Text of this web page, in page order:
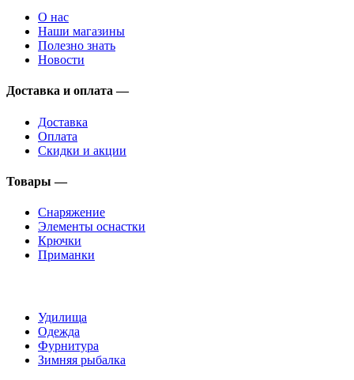
О нас
Наши магазины
Полезно знать
Новости
Доставка и оплата —
Доставка
Оплата
Скидки и акции
Товары —
Снаряжение
Элементы оснастки
Крючки
Приманки
Удилища
Одежда
Фурнитура
Зимняя рыбалка